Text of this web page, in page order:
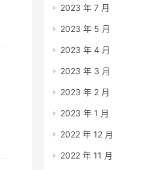
2023 年 7 月
2023 年 5 月
2023 年 4 月
2023 年 3 月
2023 年 2 月
2023 年 1 月
2022 年 12 月
2022 年 11 月